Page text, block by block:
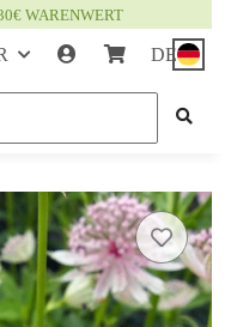
WARENWERT
DE